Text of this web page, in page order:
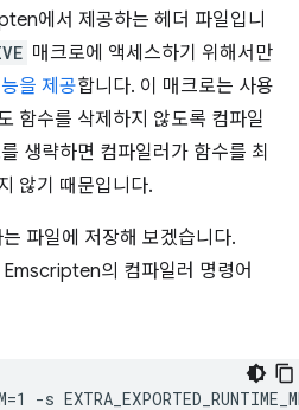
에서 제공하는 헤더 파일입니
매크로에 액세스하기 위해서만
을 제공합니다. 이 매크로는 사용
함수를 삭제하지 않도록 컴파일
생략하면 컴파일러가 함수를 최
않기 때문입니다.
파일에 저장해 보겠습니다.
의 컴파일러 명령어